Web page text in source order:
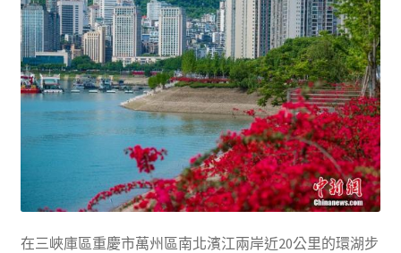
在三峽庫區重慶市萬州區南北濱江兩岸近20公里的環湖步